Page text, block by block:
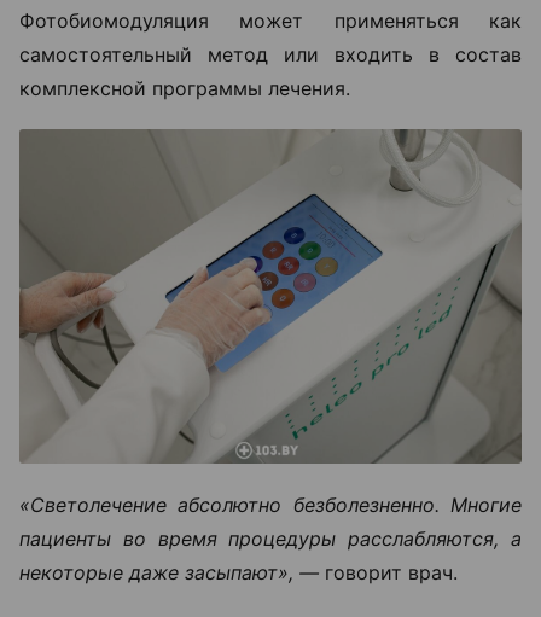
Фотобиомодуляция может применяться как
самостоятельный метод или входить в состав
комплексной программы лечения.
«Светолечение абсолютно безболезненно. Многие
пациенты во время процедуры расслабляются, а
некоторые даже засыпают», — говорит врач.